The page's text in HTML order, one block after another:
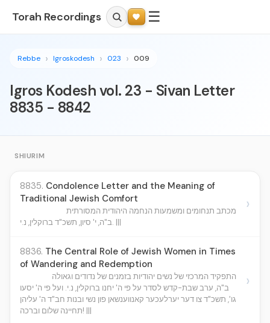
Torah Recordings ☰
Rebbe Igroskodesh 023 009
Igros Kodesh vol. 23 - Sivan Letter
8835 - 8842
SHIURIM
8835. Condolence Letter and the Meaning of
Traditional Jewish Comfort
מכתב תנחומים ומשמעות הנחמה היהודית המסורתית
ב"ה, י' סיון, תשכ"ד ברוקלין, נ.י. |||
›
8836. The Central Role of Jewish Women in Times
of Wandering and Redemption
התפקיד המרכזי של נשים יהודיות בזמנים של נדודים וגאולה
ב"ה, ערב שבת-קדש לסדר על פי ה' יחנו ברוקלין, נ.י. ועל פי ה' יסעו
גו', תשכ"ד צו דער יערלעכער קאנווענשאן פון נשי ובנות חב"ד ה' עליהן
תחיינה שלום וברכה! |||
›